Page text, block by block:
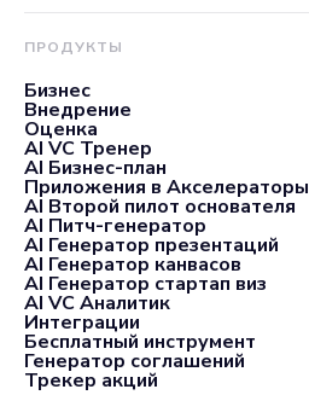
ПРОДУКТЫ
Бизнес
Внедрение
Оценка
AI VC Тренер
AI Бизнес-план
Приложения в Акселераторы
AI Второй пилот основателя
AI Питч-генератор
AI Генератор презентаций
AI Генератор канвасов
AI Генератор стартап виз
AI VC Аналитик
Интеграции
Бесплатный инструмент
Генератор соглашений
Трекер акций